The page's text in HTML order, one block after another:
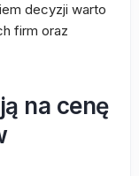
decyzji warto
firm oraz
na cenę